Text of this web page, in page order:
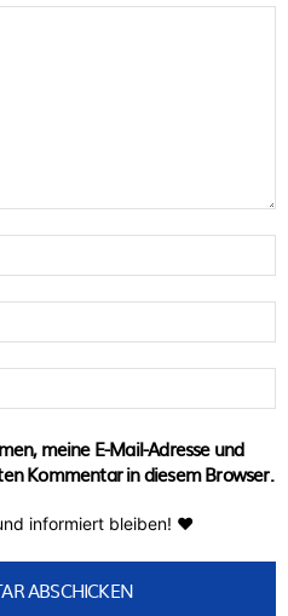
meine E-Mail-Adresse und
Kommentar in diesem Browser.
informiert bleiben! ♥